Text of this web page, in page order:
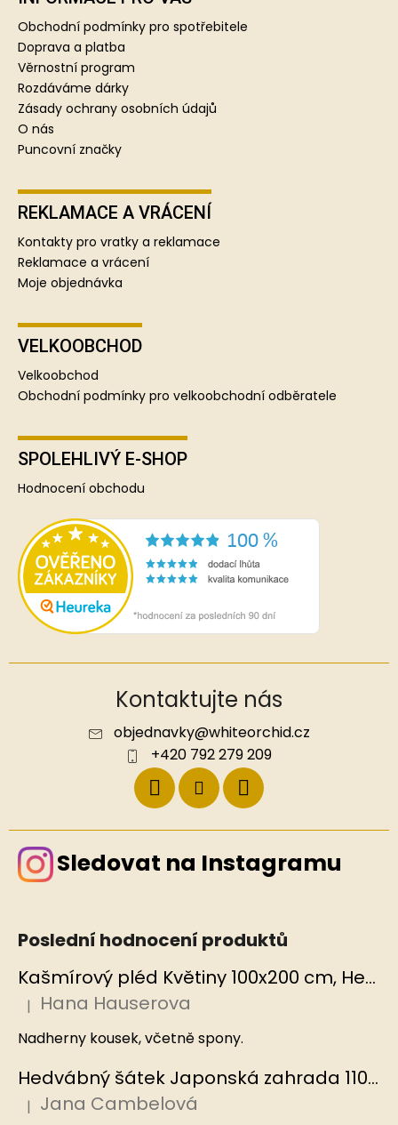
Obchodní podmínky pro spotřebitele
Doprava a platba
Věrnostní program
Rozdáváme dárky
Zásady ochrany osobních údajů
O nás
Puncovní značky
REKLAMACE A VRÁCENÍ
Kontakty pro vratky a reklamace
Reklamace a vrácení
Moje objednávka
VELKOOBCHOD
Velkoobchod
Obchodní podmínky pro velkoobchodní odběratele
SPOLEHLIVÝ E-SHOP
Hodnocení obchodu
Kontaktujte nás
objednavky@whiteorchid.cz
+420 792 279 209
Sledovat na Instagramu
Poslední hodnocení produktů
Kašmírový pléd Květiny 100x200 cm, Hedvábný svět
Hodnocení produktu je 5 z 5 hvězdiček.
| Hana Hauserova
Nadherny kousek, včetně spony.
Hedvábný šátek Japonská zahrada 110x110 cm v dárkovém balení, HEDVÁBNÝ SVĚT
Hodnocení produktu je 5 z 5 hvězdiček.
| Jana Cambelová